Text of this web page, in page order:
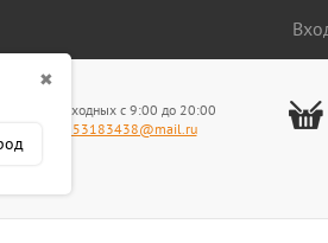
✖
без выходных с 9:00 до 20:00
89653183438@mail.ru